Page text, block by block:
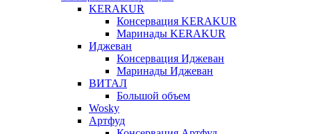
KERAKUR
Консервация KERAKUR
Маринады KERAKUR
Иджеван
Консервация Иджеван
Маринады Иджеван
ВИТАЛ
Большой объем
Wosky
Артфуд